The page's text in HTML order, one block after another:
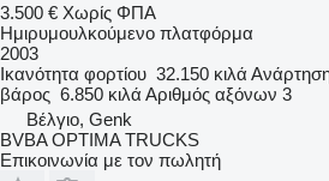
3.500 € Χωρίς ΦΠΑ
Ημιρυμουλκούμενο πλατφόρμα
2003
Ικανότητα φορτίου 32.150 κιλά
βάρος 6.850 κιλά Αριθμός αξόνων 3
Βέλγιο, Genk
BVBA OPTIMA TRUCKS
Επικοινωνία με τον πωλητή